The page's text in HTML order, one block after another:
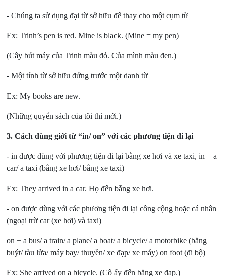
- Chúng ta sử dụng đại từ sở hữu để thay cho một cụm từ
Ex: Trinh’s pen is red. Mine is black. (Mine = my pen)
(Cây bút máy của Trinh màu đỏ. Của mình màu đen.)
- Một tính từ sở hữu đứng trước một danh từ
Ex: My books are new.
(Những quyển sách của tôi thì mới.)
3. Cách dùng giới từ “in/ on” với các phương tiện đi lại
- in được dùng với phương tiện đi lại bằng xe hơi và xe taxi, in + a
car/ a taxi (bằng xe hơi/ bằng xe taxi)
Ex: They arrived in a car. Họ đến bằng xe hơi.
- on được dùng với các phương tiện đi lại công cộng hoặc cá nhân
(ngoại trừ car (xe hơi) và taxi)
on + a bus/ a train/ a plane/ a boat/ a bicycle/ a motorbike (bằng
buýt/ tàu lửa/ máy bay/ thuyền/ xe đạp/ xe máy) on foot (đi bộ)
Ex: She arrived on a bicycle. (Cô ấy đến bằng xe đạp.)